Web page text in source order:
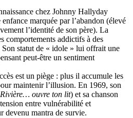
chez Johnny Hallyday
marquée par l’abandon (élevé
l’identité de son père). La
comportements addictifs à des
Son statut de « idole » lui offrait une
peut-être un sentiment
est un piège : plus il accumule les
maintenir l’illusion. En 1969, son
Rivière… ouvre ton lit) et sa chanson
entre vulnérabilité et
devenu mantra de survie.